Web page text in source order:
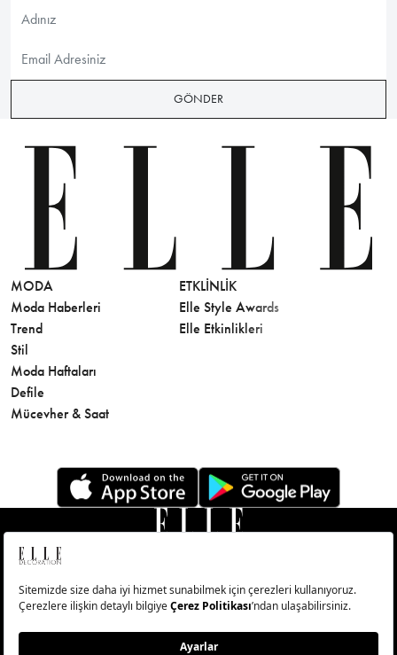
GÖNDER
MODA
Moda Haberleri
Trend
Stil
Moda Haftaları
Defile
Mücevher & Saat
ETKLINLIK
Elle Style Awards
Elle Etkinlikleri
© Big Medya Teknoloji A.Ş. Altunizade Mahallesi Kuşbakışı